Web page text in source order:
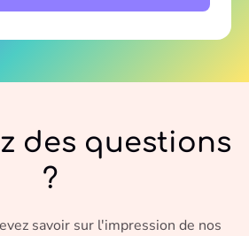
des questions
?
savoir sur l'impression de nos